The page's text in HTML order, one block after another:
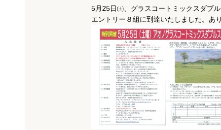
5月25日㈯、グラスコートミックスダブ
エントリー８組に到達いたしました。あ